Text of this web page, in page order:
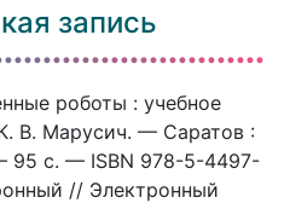
запись
роботы : учебное
В. Марусич. — Саратов :
c. — ISBN 978-5-4497-
// Электронный